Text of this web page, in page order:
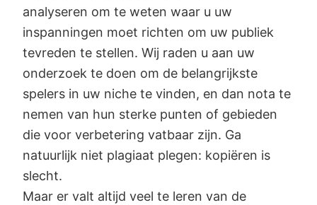
analyseren om te weten waar u uw
inspanningen moet richten om uw publiek
tevreden te stellen. Wij raden u aan uw
onderzoek te doen om de belangrijkste
spelers in uw niche te vinden, en dan nota te
nemen van hun sterke punten of gebieden
die voor verbetering vatbaar zijn. Ga
natuurlijk niet plagiaat plegen: kopiëren is
slecht.
Maar er valt altijd veel te leren van de